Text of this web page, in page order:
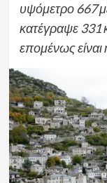
υψόμετρο 667
κατέγραψε 331
επομένως είναι